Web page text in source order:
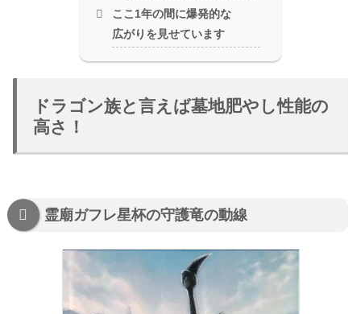
ここ1年の間に爆発的な
広がりを見せています
ドラゴン族と言えば墓地肥やし性能の
高さ！
霊廟ガフレ星杯の守護竜の動線